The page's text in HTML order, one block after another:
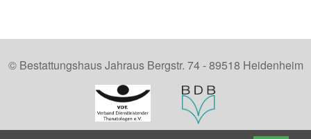
© Bestattungshaus Jahraus Bergstr. 74 - 89518 Heidenheim